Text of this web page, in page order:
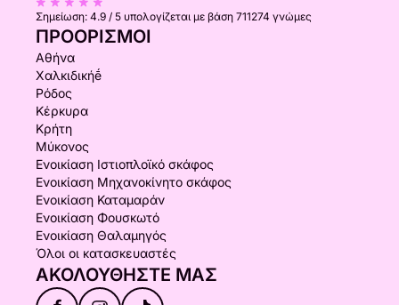
Σημείωση: 4.9 / 5 υπολογίζεται με βάση 711274 γνώμες
ΠΡΟΟΡΙΣΜΟΊ
Αθήνα
Χαλκιδικήḗ
Ρόδος
Κέρκυρα
Κρήτη
Μύκονος
Ενοικίαση Ιστιοπλοϊκό σκάφος
Ενοικίαση Μηχανοκίνητο σκάφος
Ενοικίαση Καταμαράν
Ενοικίαση Φουσκωτό
Ενοικίαση Θαλαμηγός
Όλοι οι κατασκευαστές
ΑΚΟΛΟΥΘΉΣΤΕ ΜΑΣ